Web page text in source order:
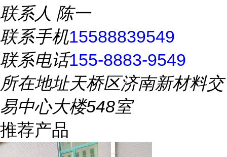
联系人 陈一
联系手机15588839549
联系电话155-8883-9549
所在地址天桥区济南新材料交
易中心大楼548室
推荐产品